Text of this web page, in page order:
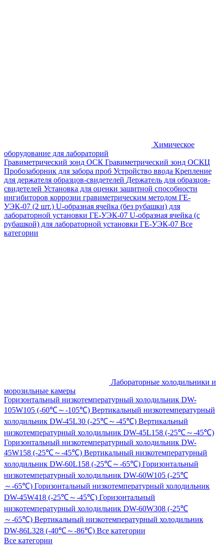
Химическое
оборудование для лабораторий
Гравиметрический зонд ОСК Гравиметрический зонд ОСКЦ
Пробозаборник для забора проб Устройство ввода Крепление
для держателя образцов-свидетелей Держатель для образцов-
свидетелей Установка для оценки защитной способности
ингибиторов коррозии гравиметрическим методом ГЕ-
УЭК-07 (2 шт.) U-образная ячейка (без рубашки) для
лабораторной установки ГЕ-УЭК-07 U-образная ячейка (с
рубашкой) для лабораторной установки ГЕ-УЭК-07 Все
категории
Лабораторные холодильники и
морозильные камеры
Горизонтальный низкотемпературный холодильник DW-
105W105 (-60℃～-105℃) Вертикальный низкотемпературный
холодильник DW-45L30 (-25℃～-45℃) Вертикальный
низкотемпературный холодильник DW-45L158 (-25℃～-45℃)
Горизонтальный низкотемпературный холодильник DW-
45W158 (-25℃～-45℃) Вертикальный низкотемпературный
холодильник DW-60L158 (-25℃～-65℃) Горизонтальный
низкотемпературный холодильник DW-60W105 (-25℃
～-65℃) Горизонтальный низкотемпературный холодильник
DW-45W418 (-25℃～-45℃) Горизонтальный
низкотемпературный холодильник DW-60W308 (-25℃
～-65℃) Вертикальный низкотемпературный холодильник
DW-86L328 (-40℃～-86℃) Все категории
Все категории